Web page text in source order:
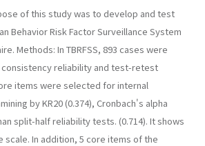
of this study was to develop and test
Behavior Risk Factor Surveillance System
Methods: In TBRFSS, 893 cases were
reliability and test-retest
items were selected for internal
by KR20 (0.374), Cronbach's alpha
split-half reliability tests. (0.714). It shows
In addition, 5 core items of the